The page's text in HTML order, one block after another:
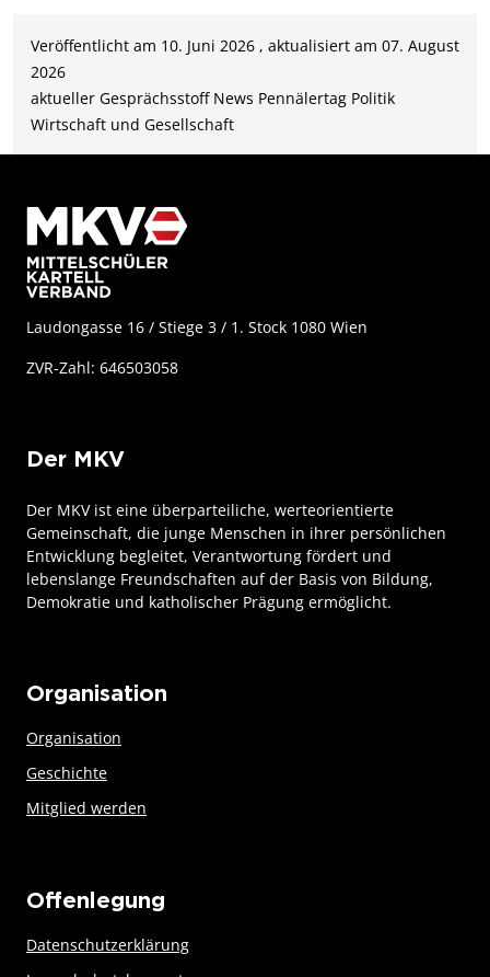
Veröffentlicht am 10. Juni 2026 , aktualisiert am 07. August
2026
aktueller Gesprächsstoff News Pennälertag Politik
Wirtschaft und Gesellschaft
Laudongasse 16 / Stiege 3 / 1. Stock 1080 Wien
ZVR-Zahl: 646503058
Der MKV
Der MKV ist eine überparteiliche, werteorientierte
Gemeinschaft, die junge Menschen in ihrer persönlichen
Entwicklung begleitet, Verantwortung fördert und
lebenslange Freundschaften auf der Basis von Bildung,
Demokratie und katholischer Prägung ermöglicht.
Organisation
Organisation
Geschichte
Mitglied werden
Offenlegung
Datenschutzerklärung